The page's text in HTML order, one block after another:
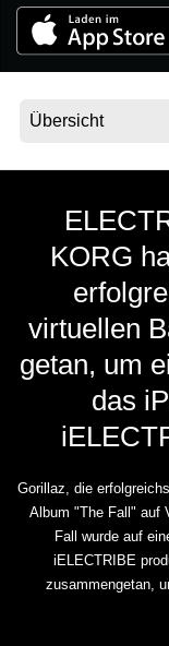
Social Media
KORG
virtuellen
getan, um
das
Gorillaz, die
Album "The Fall" auf
Fall wurde auf
iELECTRIBE
zusammengetan,